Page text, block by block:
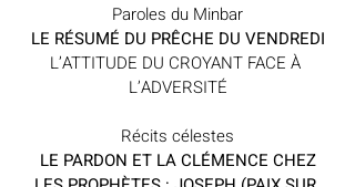
Paroles du Minbar
LE RÉSUMÉ DU PRÊCHE DU VENDREDI
L’ATTITUDE DU CROYANT FACE À
L’ADVERSITÉ
Récits célestes
LE PARDON ET LA CLÉMENCE CHEZ